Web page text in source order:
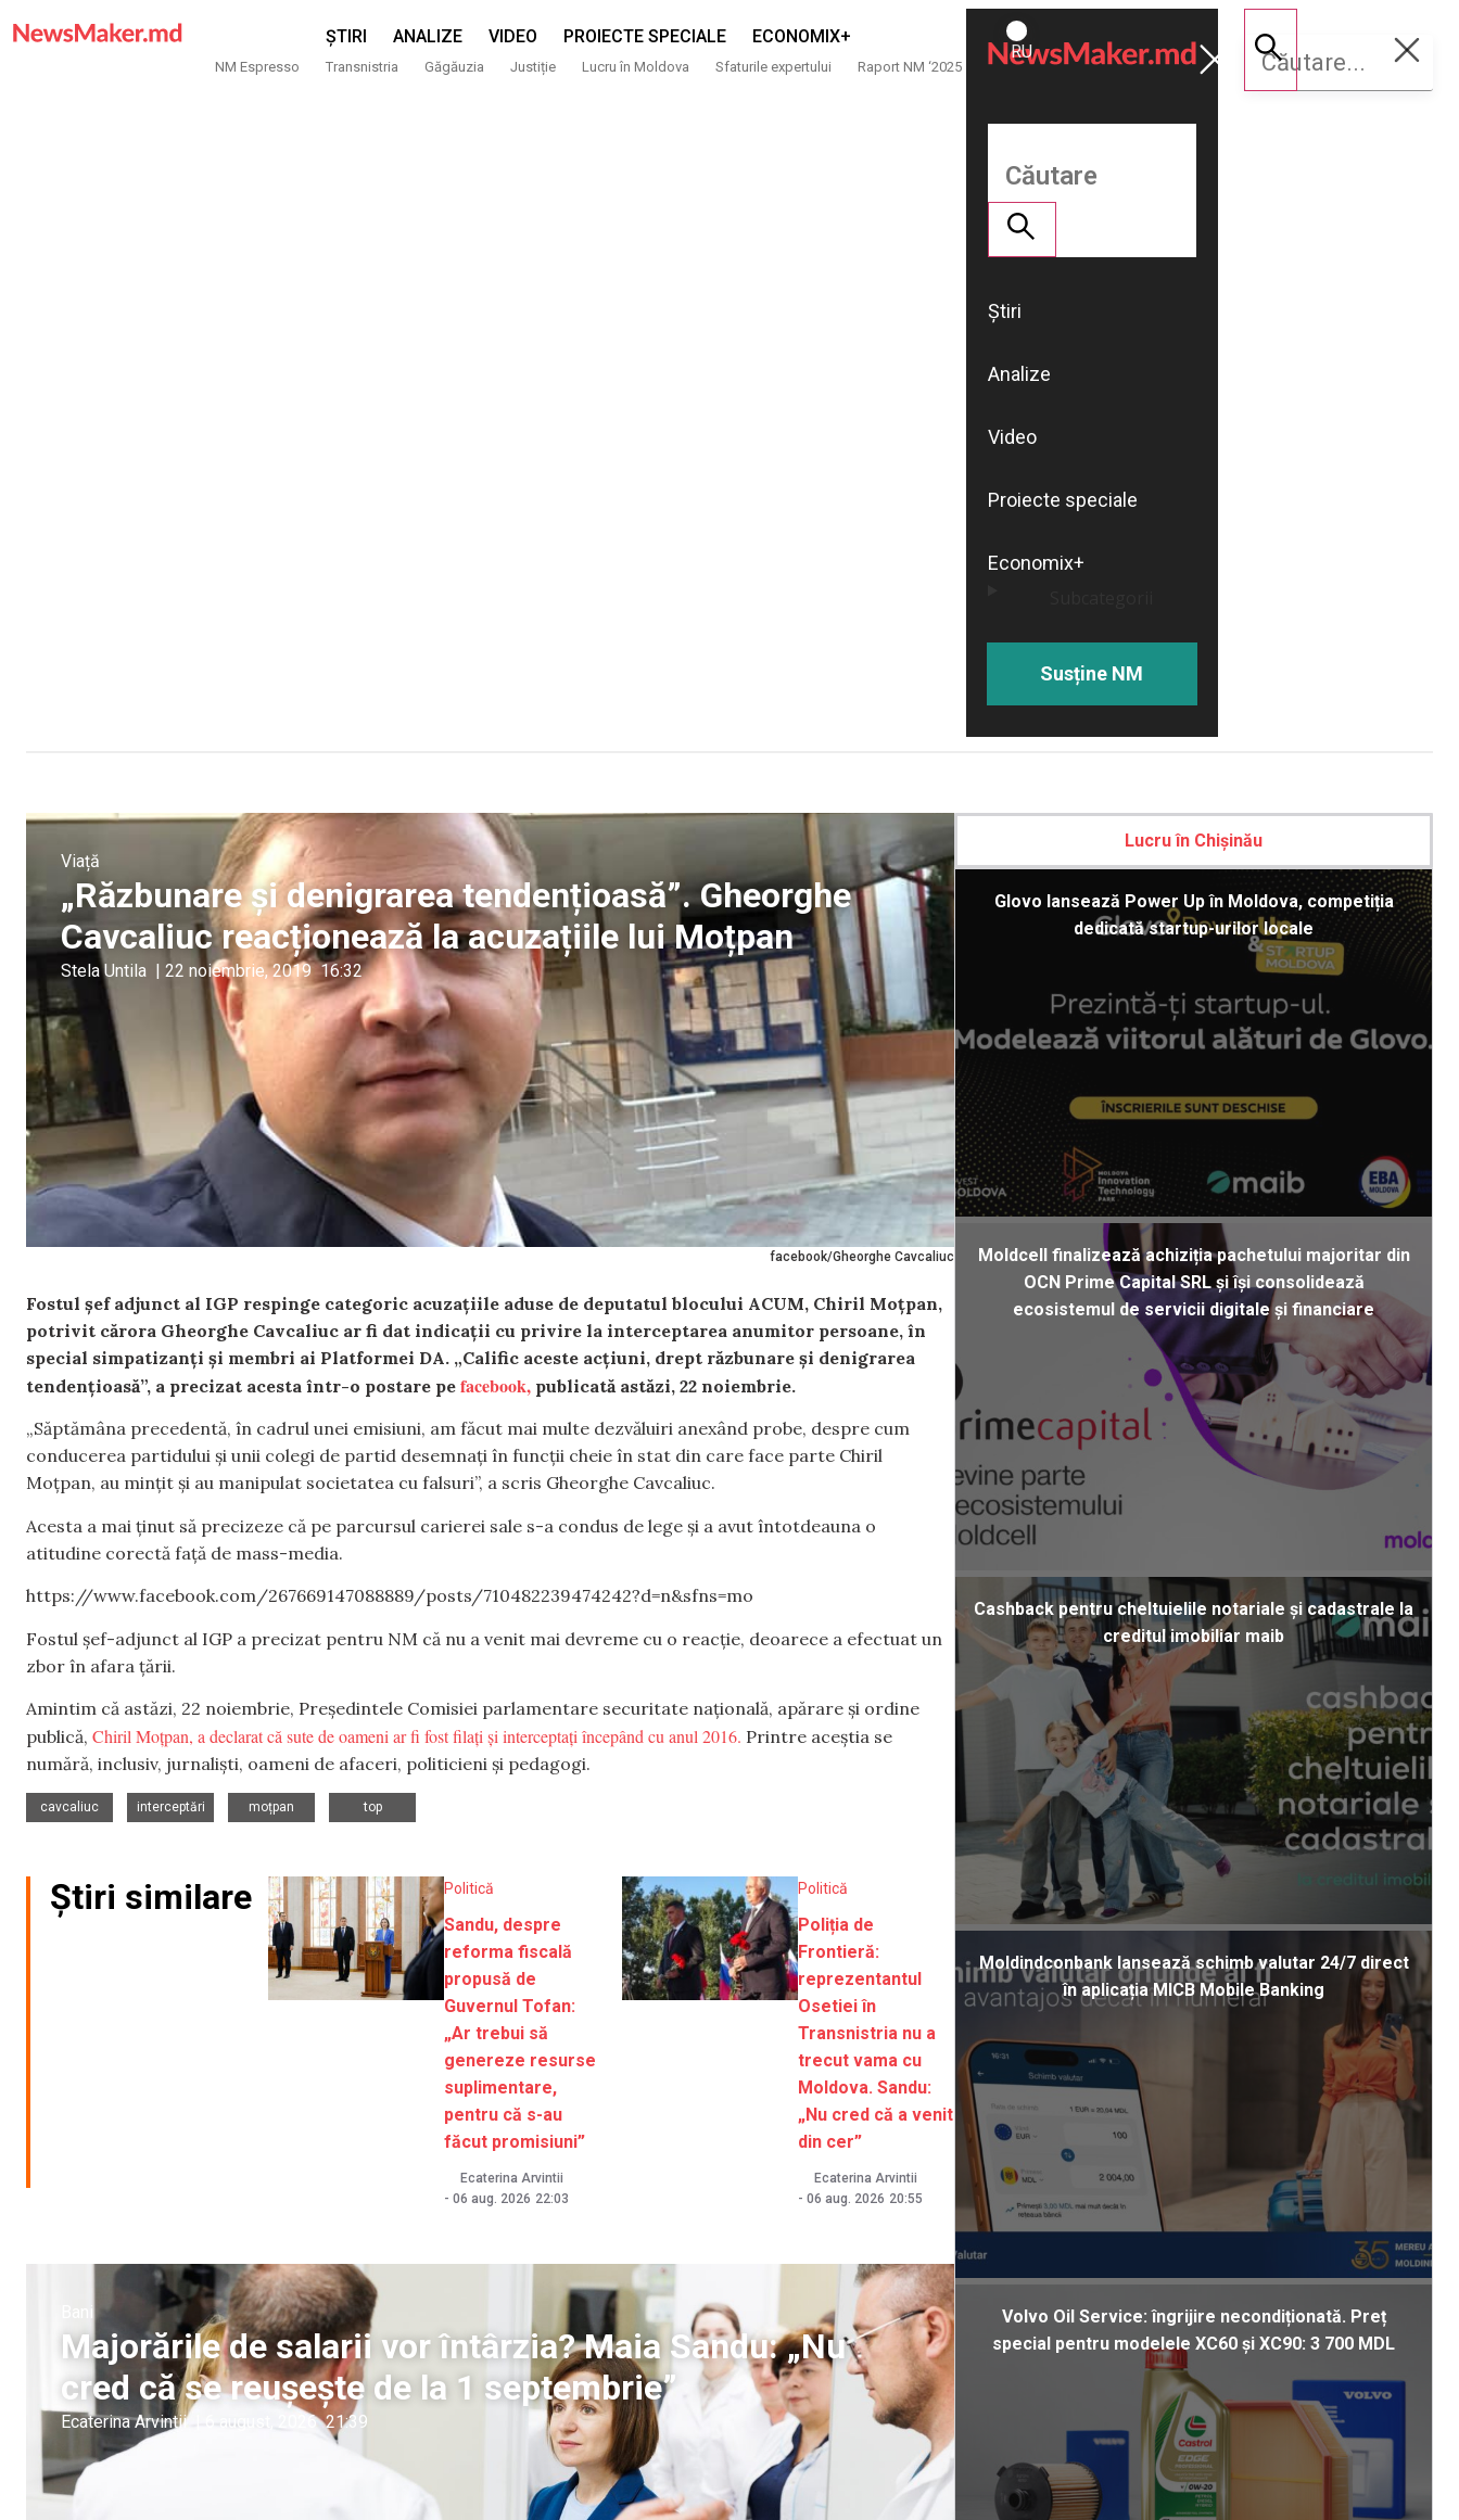
ȘTIRI ANALIZE VIDEO PROIECTE SPECIALE ECONOMIX+
NM Espresso Transnistria Găgăuzia Justiție Lucru în Moldova Sfaturile expertului Raport NM ‘2025
ROMÂNĂ
RU
Susține
NM
Știri
Analize
Video
Proiecte speciale
Economix+
Susține NM
facebook/Gheorghe Cavcaliuc
Viață
„Răzbunare și denigrarea tendențioasă”. Gheorghe
Cavcaliuc reacționează la acuzațiile lui Moțpan
Stela Untila | 22 noiembrie, 2019 16:32
Fostul șef adjunct al IGP respinge categoric acuzațiile aduse de deputatul blocului ACUM, Chiril Moțpan,
potrivit cărora Gheorghe Cavcaliuc ar fi dat indicații cu privire la interceptarea anumitor persoane, în
special simpatizanți și membri ai Platformei DA. „Calific aceste acțiuni, drept răzbunare și denigrarea
tendențioasă”, a precizat acesta într-o postare pe facebook, publicată astăzi, 22 noiembrie.
„Săptămâna precedentă, în cadrul unei emisiuni, am făcut mai multe dezvăluiri anexând probe, despre cum
conducerea partidului și unii colegi de partid desemnați în funcții cheie în stat din care face parte Chiril
Moțpan, au mințit și au manipulat societatea cu falsuri”, a scris Gheorghe Cavcaliuc.
Acesta a mai ținut să precizeze că pe parcursul carierei sale s-a condus de lege și a avut întotdeauna o
atitudine corectă față de mass-media.
https://www.facebook.com/267669147088889/posts/710482239474242?d=n&sfns=mo
Fostul șef-adjunct al IGP a precizat pentru NM că nu a venit mai devreme cu o reacție, deoarece a efectuat un
zbor în afara țării.
Amintim că astăzi, 22 noiembrie, Președintele Comisiei parlamentare securitate națională, apărare și ordine
publică, Chiril Moțpan, a declarat că sute de oameni ar fi fost filați și interceptați începând cu anul 2016. Printre aceștia se
numără, inclusiv, jurnaliști, oameni de afaceri, politicieni și pedagogi.
cavcaliuc
interceptări
moțpan
top
Știri similare Politică
Sandu, despre
reforma fiscală
propusă de
Guvernul Tofan:
„Ar trebui să
genereze resurse
suplimentare,
pentru că s-au
făcut promisiuni”
Ecaterina Arvintii
- 06 aug. 2026 22:03
Politică
Poliția de
Frontieră:
reprezentantul
Osetiei în
Transnistria nu a
trecut vama cu
Moldova. Sandu:
„Nu cred că a venit
din cer”
Ecaterina Arvintii
- 06 aug. 2026 20:55
Majorările de salarii vor întârzia? Maia Sandu: „Nu
cred că se reușește de la 1 septembrie”
Ecaterina Arvintii 6 august, 2026 21:39
Lucru în Chișinău
Glovo lansează Power Up în Moldova, competiția
dedicată startup-urilor locale
Moldcell finalizează achiziția pachetului majoritar din
OCN Prime Capital SRL și își consolidează
ecosistemul de servicii digitale și financiare
Cashback pentru cheltuielile notariale și cadastrale la
creditul imobiliar maib
Moldindconbank lansează schimb valutar 24/7 direct
în aplicația MICB Mobile Banking
Volvo Oil Service: îngrijire necondiționată. Preț
special pentru modelele XC60 și XC90: 3 700 MDL